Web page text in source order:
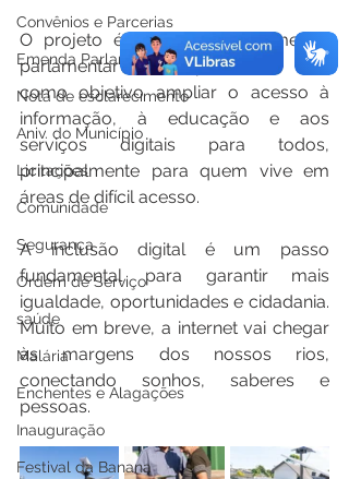
Convênios e Parcerias
Emenda Parlamentar
Nota de esclarecimento
Aniv. do Município
Licitações
Comunidade
Segurança
Ordem de Serviço
saúde
Malária
Enchentes e Alagações
Inauguração
Festival da Banana
O projeto é fruto de uma emenda
parlamentar do deputado e tem
como objetivo ampliar o acesso à
informação, à educação e aos
serviços digitais para todos,
principalmente para quem vive em
áreas de difícil acesso.
A inclusão digital é um passo
fundamental para garantir mais
igualdade, oportunidades e cidadania.
Muito em breve, a internet vai chegar
às margens dos nossos rios,
conectando sonhos, saberes e
pessoas.